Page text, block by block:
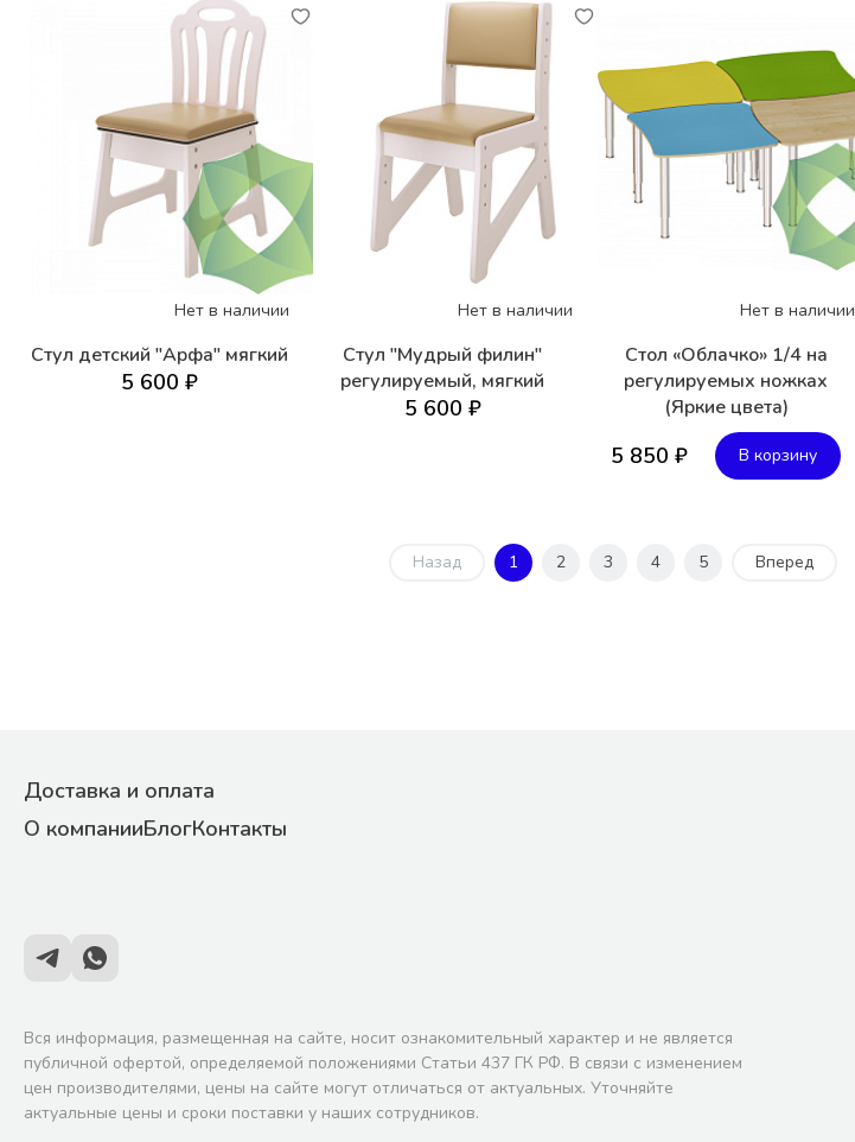
Нет в наличии
Стул детский "Арфа" мягкий
5 600 ₽
Нет в наличии
Стул "Мудрый филин"
регулируемый, мягкий
5 600 ₽
Нет в наличии
Стол «Облачко» 1/4 на
регулируемых ножках
(Яркие цвета)
5 850 ₽ В корзину
Назад 1 2 3 4 5 Вперед
Доставка и оплата
О компанииБлогКонтакты
Вся информация, размещенная на сайте, носит ознакомительный характер и не является
публичной офертой, определяемой положениями Статьи 437 ГК РФ. В связи с изменением
цен производителями, цены на сайте могут отличаться от актуальных. Уточняйте
актуальные цены и сроки поставки у наших сотрудников.